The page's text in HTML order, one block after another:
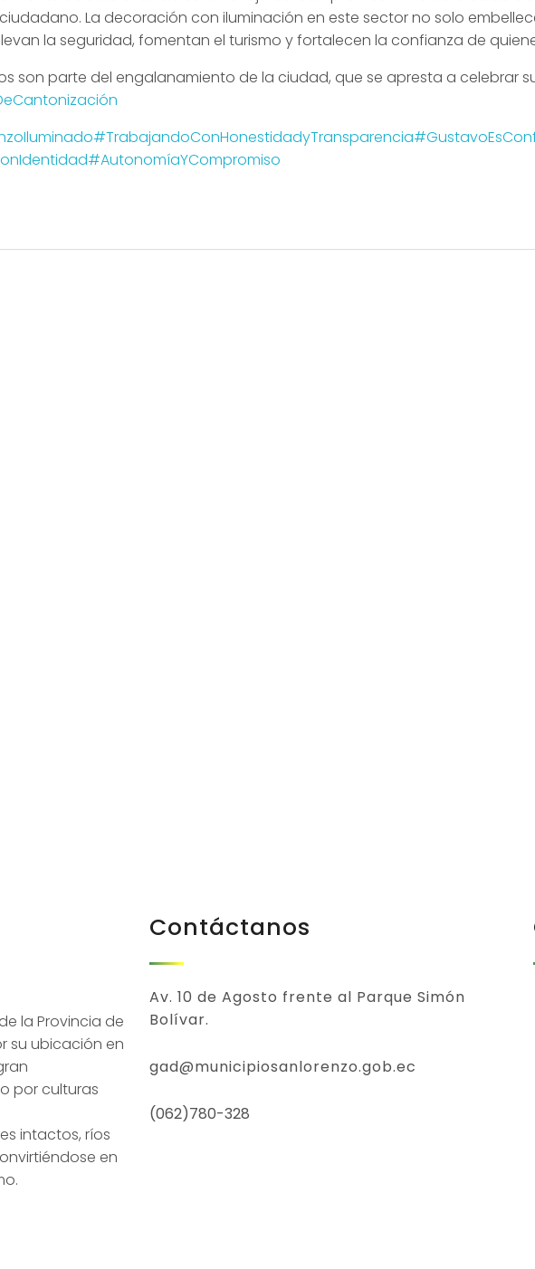
La decoración con iluminación en este sector no solo
la seguridad, fomentan el turismo y fortalecen la confianza de
son parte del engalanamiento de la ciudad, que se apresta a celebrar
#TrabajandoConHonestidadyTransparencia
#AutonomíaYCompromiso
la Provincia de
su ubicación en
por culturas
intactos, ríos
en
Contáctanos
Av. 10 de Agosto frente al Parque Simón
Bolívar.
gad@municipiosanlorenzo.gob.ec
(062)780-328